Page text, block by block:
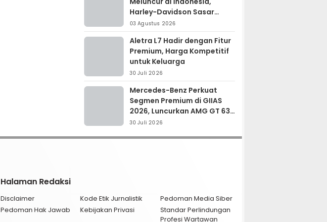
Harley-Davidson Sasar
Kolektor Motor Premium
03 Agustus 2026
Aletra L7 Hadir dengan Fitur
Premium, Harga Kompetitif
untuk Keluarga
30 Juli 2026
Mercedes-Benz Perkuat
Segmen Premium di GIIAS
2026, Luncurkan AMG GT 63
PRO dan GLC 200
30 Juli 2026
Halaman Redaksi
Disclaimer Kode Etik Jurnalistik
Pedoman Media Siber
Pedoman Hak Jawab
Kebijakan Privasi
Standar Perlindungan
Profesi Wartawan